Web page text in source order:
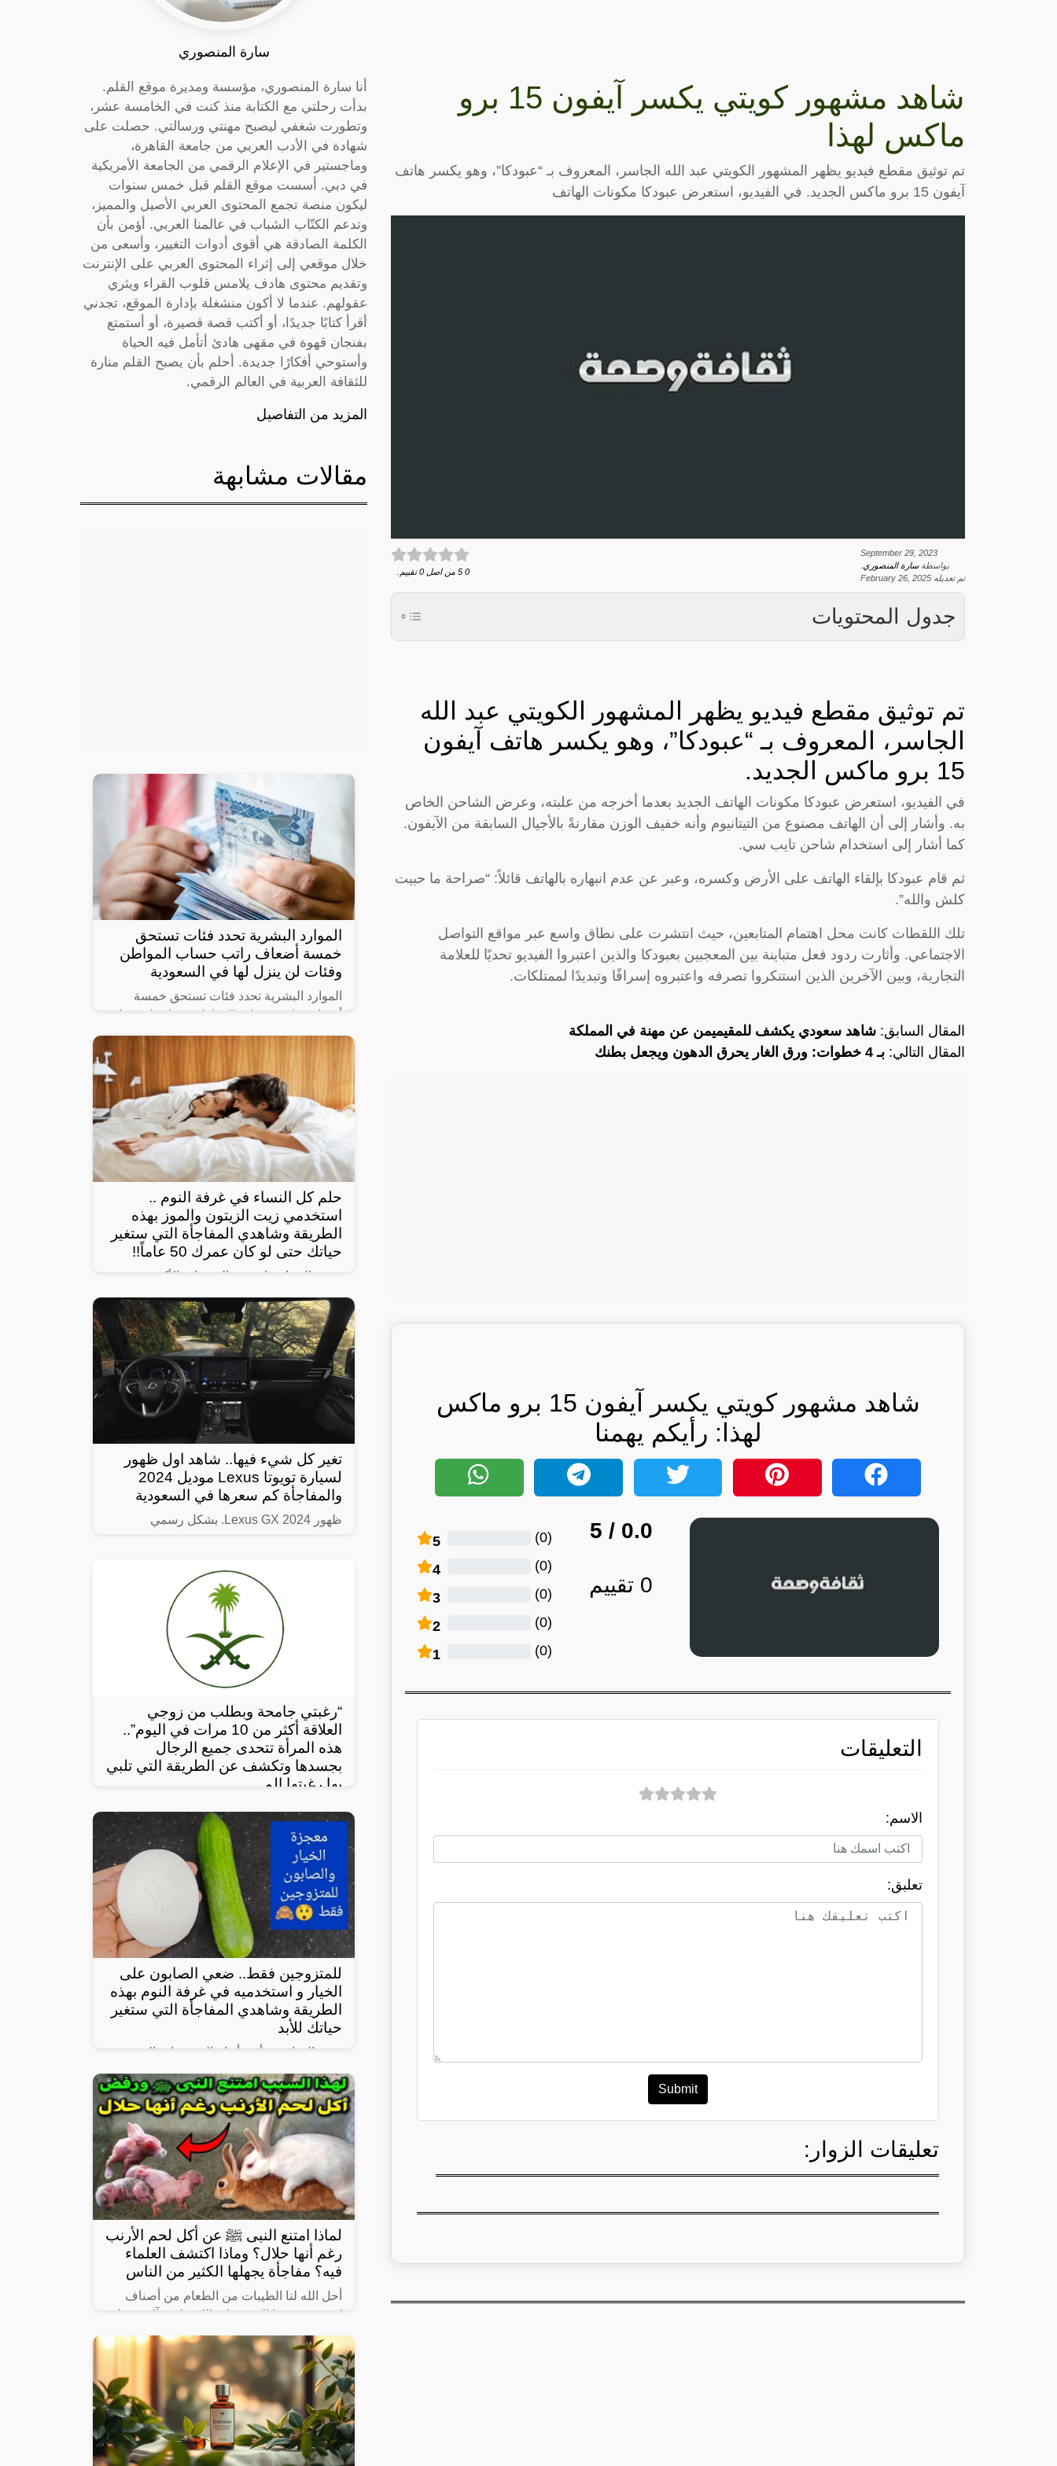
شاهد مشهور كويتي يكسر آيفون 15 برو
ماكس لهذا
تم توثيق مقطع فيديو يظهر المشهور الكويتي عبد الله الجاسر، المعروف بـ “عبودكا”، وهو يكسر هاتف
آيفون 15 برو ماكس الجديد. في الفيديو، استعرض عبودكا مكونات الهاتف
September 29, 2023
بواسطةسارة المنصوري
تم تعديله February 26, 2025
0
5 من اصل 0 تقييم.
جدول المحتويات
تم توثيق مقطع فيديو يظهر المشهور الكويتي عبد الله
الجاسر، المعروف بـ “عبودكا”، وهو يكسر هاتف آيفون
15 برو ماكس الجديد.
في الفيديو، استعرض عبودكا مكونات الهاتف الجديد بعدما أخرجه من علبته، وعرض الشاحن الخاص
به. وأشار إلى أن الهاتف مصنوع من التيتانيوم وأنه خفيف الوزن مقارنةً بالأجيال السابقة من الآيفون.
كما أشار إلى استخدام شاحن تايب سي.
ثم قام عبودكا بإلقاء الهاتف على الأرض وكسره، وعبر عن عدم انبهاره بالهاتف قائلاً: “صراحة ما حبيت
كلش والله”.
تلك اللقطات كانت محل اهتمام المتابعين، حيث انتشرت على نطاق واسع عبر مواقع التواصل
الاجتماعي. وأثارت ردود فعل متباينة بين المعجبين بعبودكا والذين اعتبروا الفيديو تحديًا للعلامة
التجارية، وبين الآخرين الذين استنكروا تصرفه واعتبروه إسرافًا وتبديدًا لممتلكات.
المقال السابق: شاهد سعودي يكشف للمقيميمن عن مهنة في المملكة
المقال التالي: بـ 4 خطوات: ورق الغار يحرق الدهون ويجعل بطنك
شاهد مشهور كويتي يكسر آيفون 15 برو ماكس
لهذا: رأيكم يهمنا
0.0
/ 5
0 تقييم
5 (
0
)
4 (
0
)
3 (
0
)
2 (
0
)
1 (
0
)
التعليقات
الاسم:
تعلبق:
Submit
تعليقات الزوار:
سارة المنصوري
أنا سارة المنصوري، مؤسسة ومديرة موقع القلم.
بدأت رحلتي مع الكتابة منذ كنت في الخامسة عشر،
وتطورت شغفي ليصبح مهنتي ورسالتي. حصلت على
شهادة في الأدب العربي من جامعة القاهرة،
وماجستير في الإعلام الرقمي من الجامعة الأمريكية
في دبي. أسست موقع القلم قبل خمس سنوات
ليكون منصة تجمع المحتوى العربي الأصيل والمميز،
وتدعم الكتّاب الشباب في عالمنا العربي. أؤمن بأن
الكلمة الصادقة هي أقوى أدوات التغيير، وأسعى من
خلال موقعي إلى إثراء المحتوى العربي على الإنترنت
وتقديم محتوى هادف يلامس قلوب القراء ويثري
عقولهم. عندما لا أكون منشغلة بإدارة الموقع، تجدني
أقرأ كتابًا جديدًا، أو أكتب قصة قصيرة، أو أستمتع
بفنجان قهوة في مقهى هادئ أتأمل فيه الحياة
وأستوحي أفكارًا جديدة. أحلم بأن يصبح القلم منارة
للثقافة العربية في العالم الرقمي.
المزيد من التفاصيل
مقالات مشابهة
الموارد البشرية تحدد فئات تستحق
خمسة أضعاف راتب حساب المواطن
وفئات لن ينزل لها في السعودية
الموارد البشرية تحدد فئات تستحق خمسة
أضعاف راتب حساب المواطن وفئات لن ينزل
لها دعم حيث أنشأت الحكومة السعودية برنامج
حساب المواطن لحماية الأسر السعودية من
حلم كل النساء في غرفة النوم ..
استخدمي زيت الزيتون والموز بهذه
الطريقة وشاهدي المفاجأة التي ستغير
حياتك حتى لو كان عمرك 50 عاماً!!
تبحث النساء عادة عن الوصفات الأكثر
استخداماً بهدف الحصول على شعر صحي
وناعم، ومن أبرز تلك الوصفات الخاصة بالبشرة
والجسم للحصول على أفضل نتيجة خلال فترة
قصيرة،
تغير كل شيء فيها.. شاهد اول ظهور
لسيارة تويوتا Lexus موديل 2024
والمفاجأة كم سعرها في السعودية
ظهور Lexus GX 2024. بشكل رسمي
“رغبتي جامحة وبطلب من زوجي
العلاقة أكثر من 10 مرات في اليوم”..
هذه المرأة تتحدى جميع الرجال
بجسدها وتكشف عن الطريقة التي تلبي
بها رغبتها الم
يعشن شهوة مفرطة في الرغبة بالعلاقة
الجنسية، سواءً ضمن علاقة زوجية مشروعة أو
علاقة محرمة مع الرجال، ففي هذا المقال
للمتزوجين فقط.. ضعي الصابون على
الخيار و استخدميه في غرفة النوم بهذه
الطريقة وشاهدي المفاجأة التي ستغير
حياتك للأبد
يعتبر الخيار من أبرز أنواع الخضروات المحببة
لدى الكثيرين، خاصة لأنه شبه خالي من
السعرات وطعمه لذيذ ومنعش، وله فوائد كثيرة
لأنه غني بالفيتامينات والمعادن، كما
لماذا امتنع النبى ﷺ عن أكل لحم الأرنب
رغم أنها حلال؟ وماذا اكتشف العلماء
فيه؟ مفاجأة يجهلها الكثير من الناس
أحل الله لنا الطيبات من الطعام من أصناف
كثيرة، وعرفنا النبي صلى الله عليه وآله وسـلم
على بعض ما حرم علينا، ولكن يثير البعض من
حين لآخر بعض المعلومات الغير